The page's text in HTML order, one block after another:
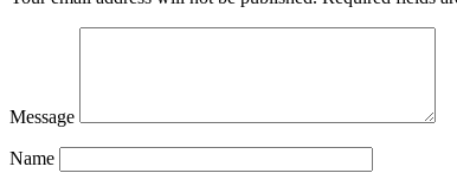
Message
Name